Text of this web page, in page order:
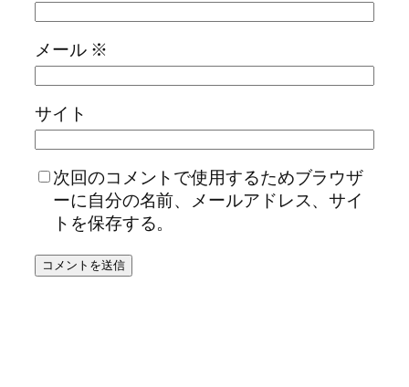
メール ※
サイト
次回のコメントで使用するためブラウザ
ーに自分の名前、メールアドレス、サイ
トを保存する。